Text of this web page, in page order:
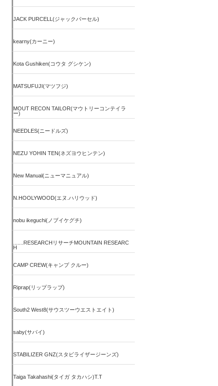
JACK PURCELL(ジャックパーセル)
kearny(カーニー)
Kota Gushiken(コウタ グシケン)
MATSUFUJI(マツフジ)
MOUT RECON TAILOR(マウトリーコンテイラ
ー)
NEEDLES(ニードルズ)
NEZU YOHIN TEN(ネズヨウヒンテン)
New Manual(ニューマニュアル)
N.HOOLYWOOD(エヌ.ハリウッド)
nobu ikeguchi(ノブイケグチ)
.......RESEARCHリサーチMOUNTAIN RESEARC
H
CAMP CREW(キャンプ クルー)
Riprap(リップラップ)
South2 West8(サウスツーウエストエイト)
saby(サバイ)
STABILIZER GNZ(スタビライザージーンズ)
Taiga Takahashi(タイガ タカハシ)T.T